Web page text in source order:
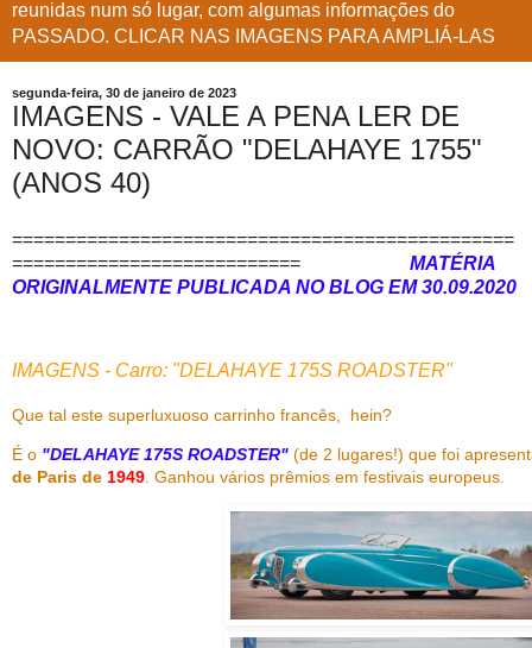
reunidas num só lugar, com algumas informações do
PASSADO. CLICAR NAS IMAGENS PARA AMPLIÁ-LAS
segunda-feira, 30 de janeiro de 2023
IMAGENS - VALE A PENA LER DE
NOVO: CARRÃO "DELAHAYE 1755"
(ANOS 40)
===============================================
=========================== MATÉRIA
ORIGINALMENTE PUBLICADA NO BLOG EM 30.09.2020
IMAGENS - Carro: "DELAHAYE 175S ROADSTER"
Que tal este superluxuoso carrinho francês, hein?
É o "DELAHAYE 175S ROADSTER" (de 2 lugares!) que foi
de Paris de 1949 . Ganhou vários prêmios em festivais europeus.